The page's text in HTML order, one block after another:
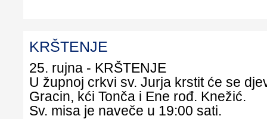
KRŠTENJE
25. rujna - KRŠTENJE
U župnoj crkvi sv. Jurja krstit će se
Gracin, kći Tonča i Ene rođ. Knežić.
Sv. misa je naveče u 19:00 sati.